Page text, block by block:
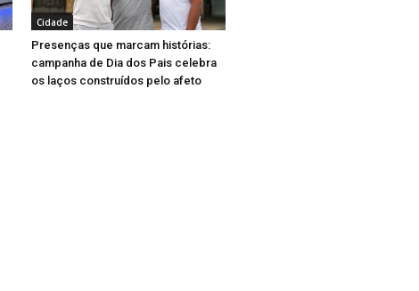
Cidade
Presenças que marcam histórias:
campanha de Dia dos Pais celebra
os laços construídos pelo afeto